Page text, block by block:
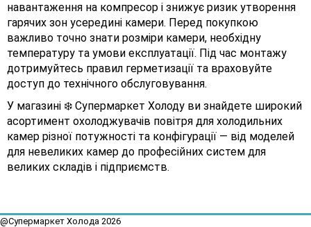
навантаження на компресор і знижує ризик утворення
гарячих зон усередині камери. Перед покупкою
важливо точно знати розміри камери, необхідну
температуру та умови експлуатації. Під час монтажу
дотримуйтесь правил герметизації та враховуйте
доступ до технічного обслуговування.
У магазині ❄️ Супермаркет Холоду ви знайдете широкий
асортимент охолоджувачів повітря для холодильних
камер різної потужності та конфігурації — від моделей
для невеликих камер до професійних систем для
великих складів і підприємств.
@Супермаркет Холода 2026